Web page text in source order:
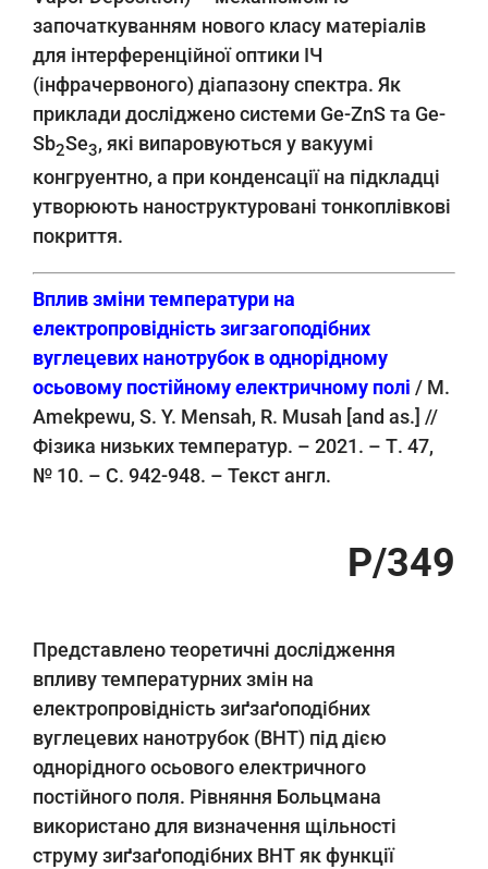
започаткуванням нового класу матеріалів
для інтерференційної оптики ІЧ
(інфрачервоного) діапазону спектра. Як
приклади досліджено системи Ge-ZnS та Ge-
Sb2Se3, які випаровуються у вакуумі
конгруентно, а при конденсації на підкладці
утворюють наноструктуровані тонкоплівкові
покриття.
Вплив зміни температури на
електропровідність зигзагоподібних
вуглецевих нанотрубок в однорідному
осьовому постійному електричному полі / М.
Amekpewu, S. Y. Mensah, R. Musah [and as.] //
Фізика низьких температур. – 2021. – Т. 47,
№ 10. – С. 942-948. – Текст англ.
Р/349
Представлено теоретичні дослідження
впливу температурних змін на
електропровідність зиґзаґоподібних
вуглецевих нанотрубок (ВНТ) під дією
однорідного осьового електричного
постійного поля. Рівняння Больцмана
використано для визначення щільності
струму зиґзаґоподібних ВНТ як функції